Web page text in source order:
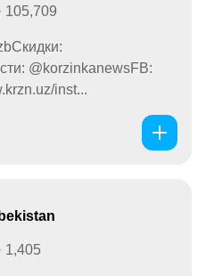
105,709
@korzinkanewsFB:
inst...
1,405